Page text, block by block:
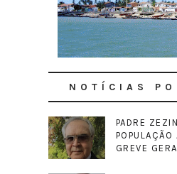
NOTÍCIAS
PADRE
POPULAÇÃO
GREVE